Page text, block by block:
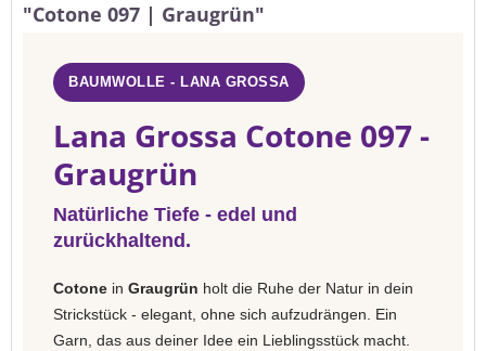
"Cotone 097 | Graugrün"
BAUMWOLLE - LANA GROSSA
Lana Grossa Cotone 097 -
Graugrün
Natürliche Tiefe - edel und
zurückhaltend.
Cotone in Graugrün holt die Ruhe der Natur in dein
Strickstück - elegant, ohne sich aufzudrängen. Ein
Garn, das aus deiner Idee ein Lieblingsstück macht.